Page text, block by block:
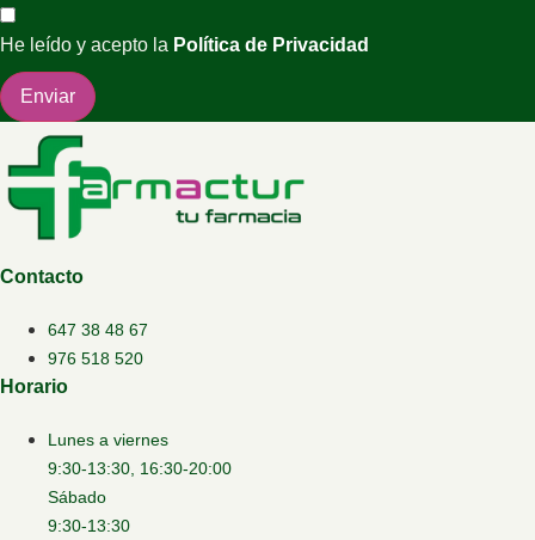
He leído y acepto la Política de Privacidad
Enviar
Contacto
647 38 48 67
976 518 520
Horario
Lunes a viernes
9:30-13:30, 16:30-20:00
Sábado
9:30-13:30